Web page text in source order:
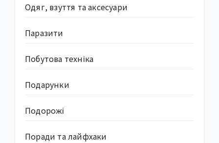
Одяг, взуття та аксесуари
Паразити
Побутова техніка
Подарунки
Подорожі
Поради та лайфхаки